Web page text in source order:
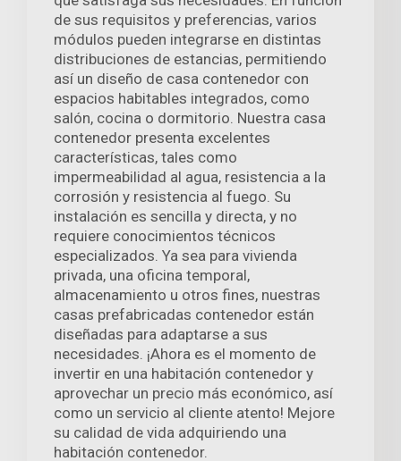
de sus requisitos y preferencias, varios
módulos pueden integrarse en distintas
distribuciones de estancias, permitiendo
así un diseño de casa contenedor con
espacios habitables integrados, como
salón, cocina o dormitorio. Nuestra casa
contenedor presenta excelentes
características, tales como
impermeabilidad al agua, resistencia a la
corrosión y resistencia al fuego. Su
instalación es sencilla y directa, y no
requiere conocimientos técnicos
especializados. Ya sea para vivienda
privada, una oficina temporal,
almacenamiento u otros fines, nuestras
casas prefabricadas contenedor están
diseñadas para adaptarse a sus
necesidades. ¡Ahora es el momento de
invertir en una habitación contenedor y
aprovechar un precio más económico, así
como un servicio al cliente atento! Mejore
su calidad de vida adquiriendo una
habitación contenedor.